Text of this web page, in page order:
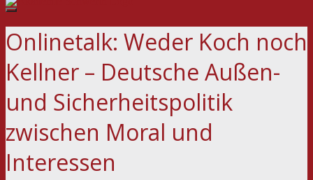
Onlinetalk: Weder Koch noch
Kellner – Deutsche Außen-
und Sicherheitspolitik
zwischen Moral und
Interessen